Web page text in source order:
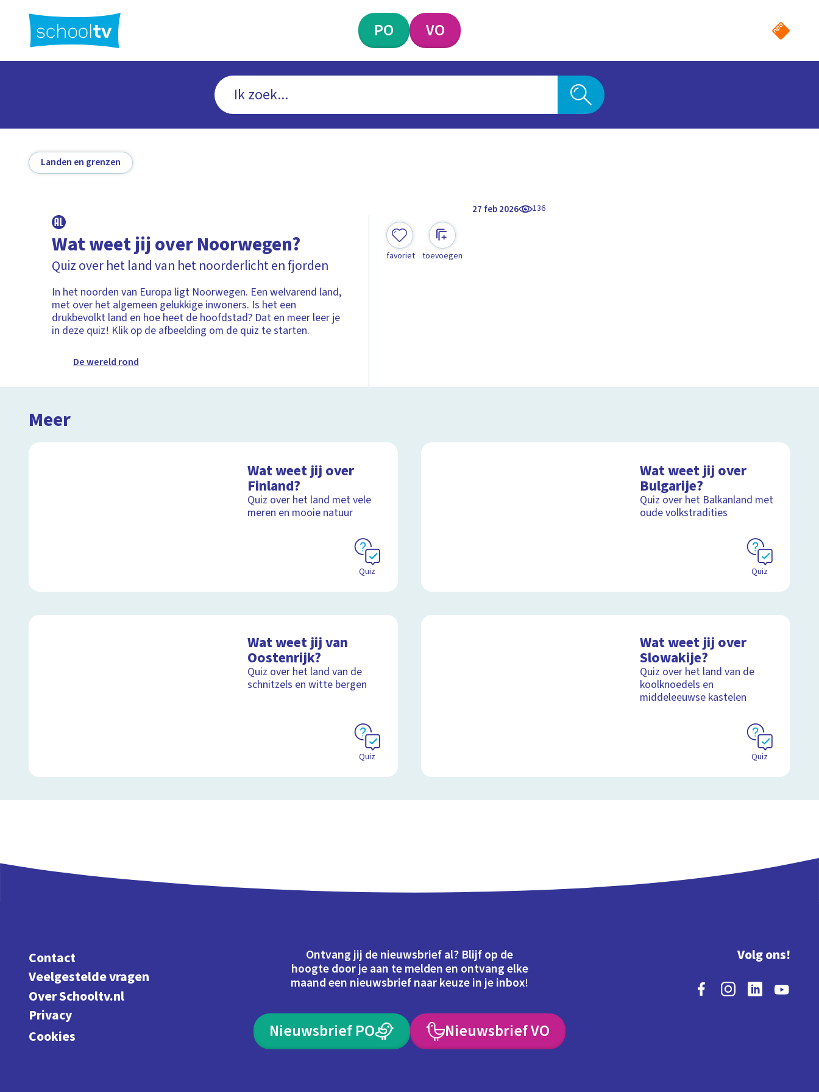
hoofdinhoud
PO VO
Landen en grenzen
27 feb 2026 136
Wat weet jij over Noorwegen?
Quiz over het land van het noorderlicht en fjorden
In het noorden van Europa ligt Noorwegen. Een welvarend land,
met over het algemeen gelukkige inwoners. Is het een
drukbevolkt land en hoe heet de hoofdstad? Dat en meer leer je
in deze quiz! Klik op de afbeelding om de quiz te starten.
De wereld rond
favoriet toevoegen
Meer
Wat weet jij over
Finland?
Quiz over het land met vele
meren en mooie natuur
Quiz
Wat weet jij over
Bulgarije?
Quiz over het Balkanland met
oude volkstradities
Quiz
Wat weet jij van
Oostenrijk?
Quiz over het land van de
schnitzels en witte bergen
Quiz
Wat weet jij over
Slowakije?
Quiz over het land van de
koolknoedels en
middeleeuwse kastelen
Quiz
Contact
Veelgestelde vragen
Over Schooltv.nl
Privacy
Cookies
Ontvang jij de nieuwsbrief al? Blijf op de
hoogte door je aan te melden en ontvang elke
maand een nieuwsbrief naar keuze in je inbox!
Nieuwsbrief PO Nieuwsbrief VO
Volg ons!